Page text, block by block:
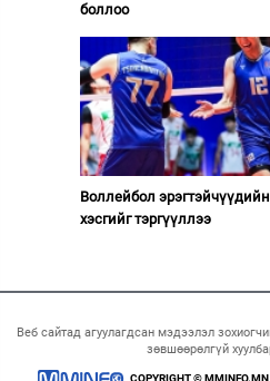
боллоо
Воллейбол
хэсгийг тэргүүллээ
Веб сайтад агуулагдсан мэдээлэл
зөвшөөрөлгүй
COPYRIGHT © MMINFO.MN